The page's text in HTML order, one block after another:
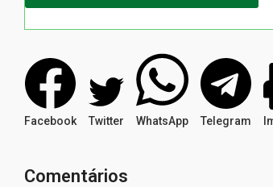
Facebook Twitter WhatsApp Telegram
Comentários